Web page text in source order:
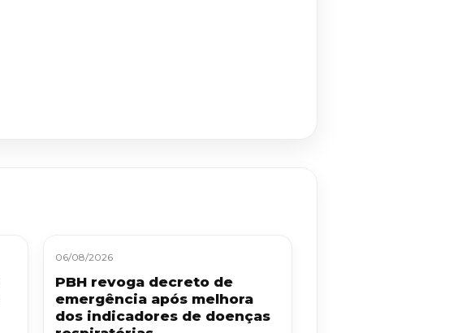
06/08/2026
PBH revoga decreto de
emergência após melhora
dos indicadores de doenças